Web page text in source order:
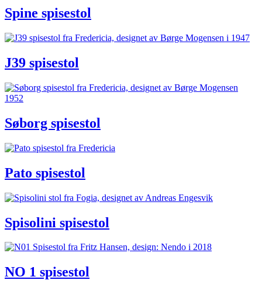
Spine spisestol
J39 spisestol
Søborg spisestol
Pato spisestol
Spisolini spisestol
NO 1 spisestol